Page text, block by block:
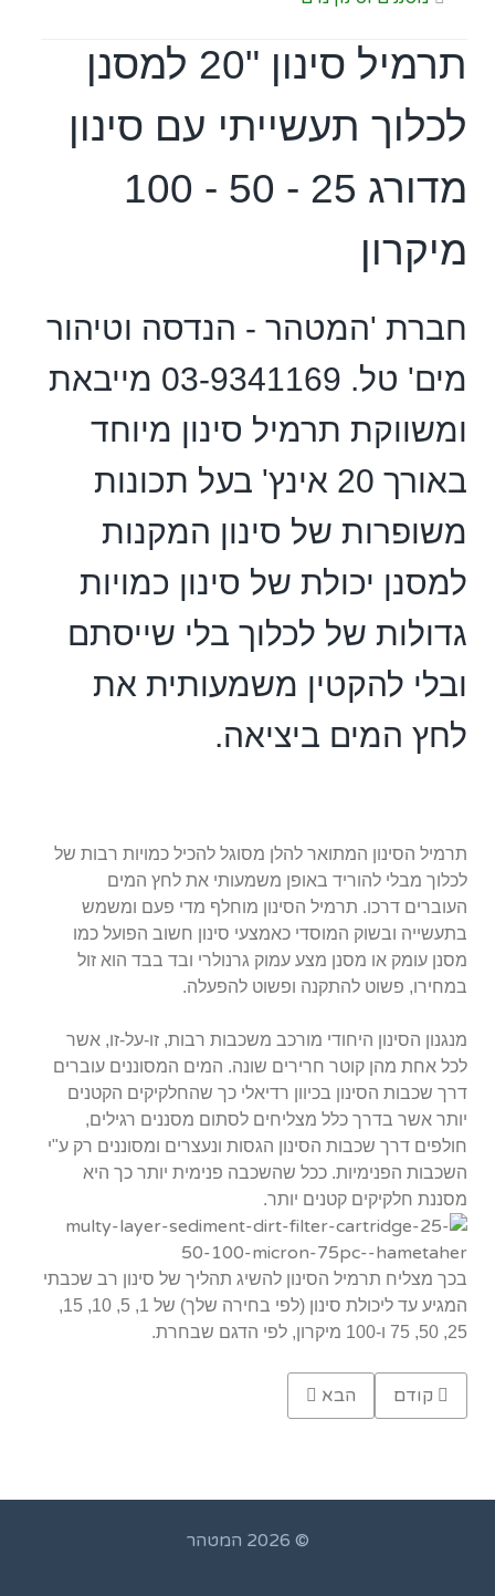
תרמיל סינון "20 למסנן
לכלוך תעשייתי עם סינון
מדורג 25 - 50 - 100
מיקרון
חברת 'המטהר - הנדסה וטיהור
מים' טל. 03-9341169 מייבאת
ומשווקת תרמיל סינון מיוחד
באורך 20 אינץ' בעל תכונות
משופרות של סינון המקנות
למסנן יכולת של סינון כמויות
גדולות של לכלוך בלי שייסתם
ובלי להקטין משמעותית את
לחץ המים ביציאה.
תרמיל הסינון המתואר להלן מסוגל להכיל כמויות רבות של
לכלוך מבלי להוריד באופן משמעותי את לחץ המים
העוברים דרכו. תרמיל הסינון מוחלף מדי פעם ומשמש
בתעשייה ובשוק המוסדי כאמצעי סינון חשוב הפועל כמו
מסנן עומק או מסנן מצע עמוק גרנולרי ובד בבד הוא זול
במחירו, פשוט להתקנה ופשוט להפעלה.
מנגנון הסינון היחודי מורכב משכבות רבות, זו-על-זו, אשר
לכל אחת מהן קוטר חרירים שונה. המים המסוננים עוברים
דרך שכבות הסינון בכיוון רדיאלי כך שהחלקיקים הקטנים
יותר אשר בדרך כלל מצליחים לסתום מסננים רגילים,
חולפים דרך שכבות הסינון הגסות ונעצרים ומסוננים רק ע"י
השכבות הפנימיות. ככל שהשכבה פנימית יותר כך היא
מסננת חלקיקים קטנים יותר.
בכך מצליח תרמיל הסינון להשיג תהליך של סינון רב שכבתי
המגיע עד ליכולת סינון (לפי בחירה שלך) של 1, 5, 10, 15,
25, 50, 75 ו-100 מיקרון, לפי הדגם שבחרת.
Previous article: מסנן ראשי תעשייתי, פלסטי, למי שתייה
קודם Next article: תרמיל סינון "20 למסנן עומק מדורג 5 - 25 מיקרון למי שתייה
הבא
© 2026 המטהר